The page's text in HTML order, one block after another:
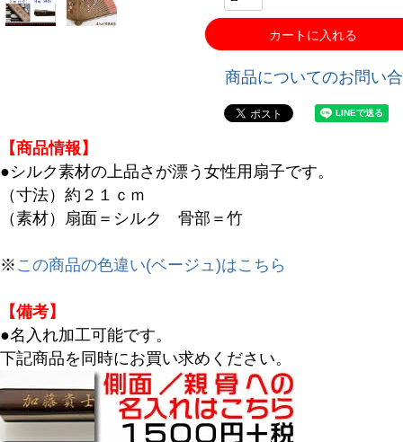
カートに入れる
商品についてのお問い
【商品情報】
●シルク素材の上品さが漂う女性用扇子です。
（寸法）約２１ｃｍ
（素材）扇面＝シルク 骨部＝竹
※ この商品の色違い(ベージュ)はこちら
【備考】
●名入れ加工可能です。
下記商品を同時にお買い求めください。